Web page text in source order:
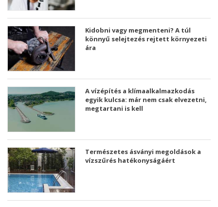
Kidobni vagy megmenteni? A túl
könnyű selejtezés rejtett környezeti
ára
A vízépítés a klímaalkalmazkodás
egyik kulcsa: már nem csak elvezetni,
megtartani is kell
Természetes ásványi megoldások a
vízszűrés hatékonyságáért